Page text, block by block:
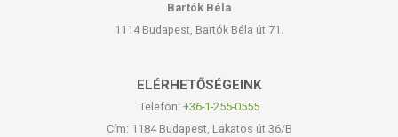
Bartók Béla
1114 Budapest, Bartók Béla út 71.
ELÉRHETŐSÉGEINK
Telefon: +36-1-255-0555
Cím: 1184 Budapest, Lakatos út 36/B